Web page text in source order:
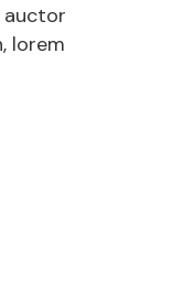
auctor
lorem